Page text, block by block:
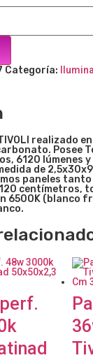
Categoría:
realizado
Posee
6120 lúmenes
de
paneles tanto
centímetros,
6500K (blanco